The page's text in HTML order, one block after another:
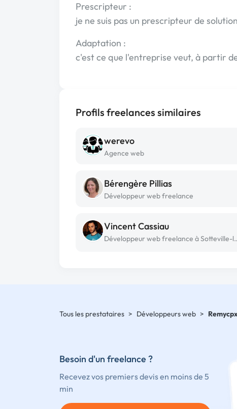
Prescripteur :
je ne suis pas un prescripteur de
Adaptation :
c'est ce que l'entreprise veut, à partir
Profils freelances similaires
werevo
Agence web
Bérengère Pillias
Développeur web freelance
Vincent Cassiau
Développeur
Tous les prestataires > Développeurs web >
Besoin d'un freelance ?
Recevez vos premiers devis en moins de 5
min